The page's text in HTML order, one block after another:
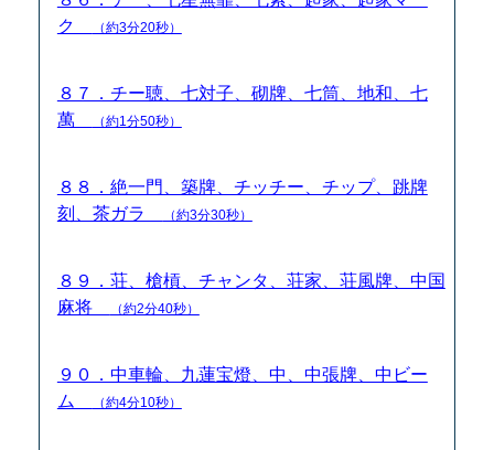
ク
（約3分20秒）
８７．チー聴、七対子、砌牌、七筒、地和、七
萬
（約1分50秒）
８８．絶一門、築牌、チッチー、チップ、跳牌
刻、茶ガラ
（約3分30秒）
８９．荘、槍槓、チャンタ、荘家、荘風牌、中国
麻将
（約2分40秒）
９０．中車輪、九蓮宝燈、中、中張牌、中ビー
ム
（約4分10秒）